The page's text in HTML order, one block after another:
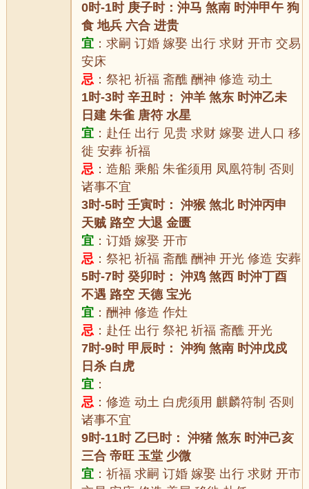
0时-1时 庚子时：沖马 煞南 时沖甲午 狗
食 地兵 六合 进贵
宜 ：求嗣 订婚 嫁娶 出行 求财 开市 交易
安床
忌 ：祭祀 祈福 斋醮 酬神 修造 动土
1时-3时 辛丑时： 沖羊 煞东 时沖乙未
日建 朱雀 唐符 水星
宜 ：赴任 出行 见贵 求财 嫁娶 进人口 移
徙 安葬 祈福
忌 ：造船 乘船 朱雀须用 凤凰符制 否则
诸事不宜
3时-5时 壬寅时： 沖猴 煞北 时沖丙申
天贼 路空 大退 金匮
宜 ：订婚 嫁娶 开市
忌 ：祭祀 祈福 斋醮 酬神 开光 修造 安葬
5时-7时 癸卯时： 沖鸡 煞西 时沖丁酉
不遇 路空 天德 宝光
宜 ：酬神 修造 作灶
忌 ：赴任 出行 祭祀 祈福 斋醮 开光
7时-9时 甲辰时： 沖狗 煞南 时沖戊戍
日杀 白虎
宜 ：
忌 ：修造 动土 白虎须用 麒麟符制 否则
诸事不宜
9时-11时 乙巳时： 沖猪 煞东 时沖己亥
三合 帝旺 玉堂 少微
宜 ：祈福 求嗣 订婚 嫁娶 出行 求财 开市